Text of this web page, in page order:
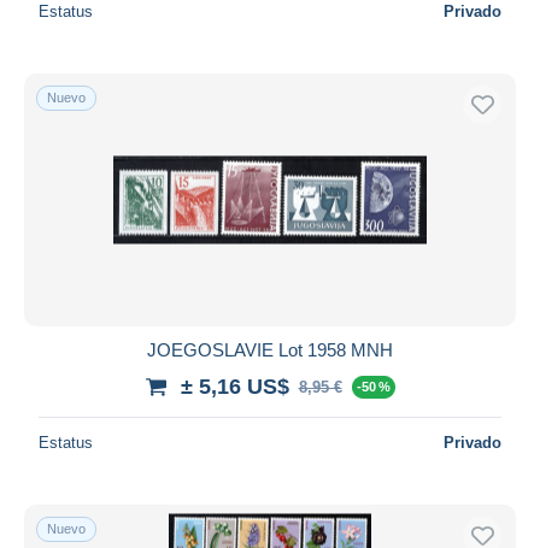
Estatus Privado
Nuevo
JOEGOSLAVIE Lot 1958 MNH
± 5,16 US$ 8,95 € -50 %
Estatus Privado
Nuevo